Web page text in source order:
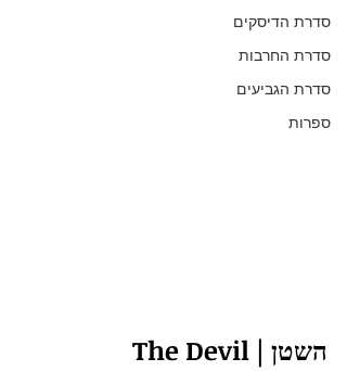
סדרת הדיסקים
סדרת החרבות
סדרת הגביעים
ספרות
השטן | The Devil